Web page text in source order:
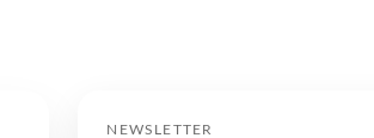
NEWSLETTER